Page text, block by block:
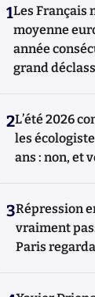
1Les Français
moyenne
année
grand
2L’été 2026
les
ans : non, et
3Répression
vraiment
Paris